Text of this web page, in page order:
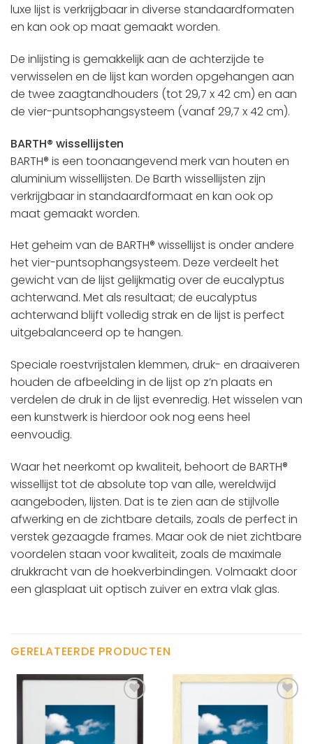
luxe lijst is verkrijgbaar in diverse standaardformaten
en kan ook op maat gemaakt worden.
De inlijsting is gemakkelijk aan de achterzijde te
verwisselen en de lijst kan worden opgehangen aan
de twee zaagtandhouders (tot 29,7 x 42 cm) en aan
de vier-puntsophangsysteem (vanaf 29,7 x 42 cm).
BARTH® wissellijsten
BARTH® is een toonaangevend merk van houten en
aluminium wissellijsten. De Barth wissellijsten zijn
verkrijgbaar in standaardformaat en kan ook op
maat gemaakt worden.
Het geheim van de BARTH® wissellijst is onder andere
het vier-puntsophangsysteem. Deze verdeelt het
gewicht van de lijst gelijkmatig over de eucalyptus
achterwand. Met als resultaat; de eucalyptus
achterwand blijft volledig strak en de lijst is perfect
uitgebalanceerd op te hangen.
Speciale roestvrijstalen klemmen, druk- en draaiveren
houden de afbeelding in de lijst op z’n plaats en
verdelen de druk in de lijst evenredig. Het wisselen van
een kunstwerk is hierdoor ook nog eens heel
eenvoudig.
Waar het neerkomt op kwaliteit, behoort de BARTH®
wissellijst tot de absolute top van alle, wereldwijd
aangeboden, lijsten. Dat is te zien aan de stijlvolle
afwerking en de zichtbare details, zoals de perfect in
verstek gezaagde frames. Maar ook de niet zichtbare
voordelen staan voor kwaliteit, zoals de maximale
drukkracht van de hoekverbindingen. Volmaakt door
een glasplaat uit optisch zuiver en extra vlak glas.
GERELATEERDE PRODUCTEN